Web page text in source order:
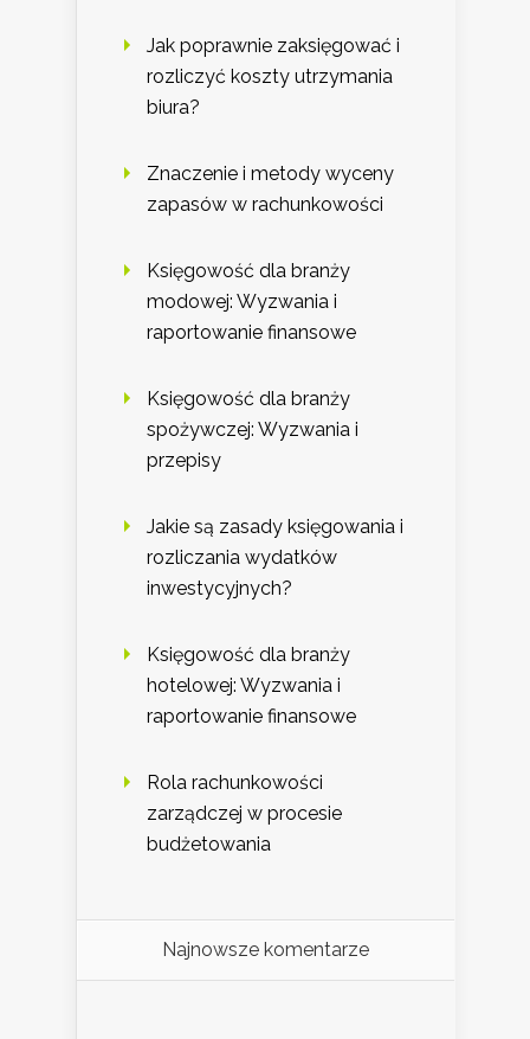
Jak poprawnie zaksięgować i
rozliczyć koszty utrzymania
biura?
Znaczenie i metody wyceny
zapasów w rachunkowości
Księgowość dla branży
modowej: Wyzwania i
raportowanie finansowe
Księgowość dla branży
spożywczej: Wyzwania i
przepisy
Jakie są zasady księgowania i
rozliczania wydatków
inwestycyjnych?
Księgowość dla branży
hotelowej: Wyzwania i
raportowanie finansowe
Rola rachunkowości
zarządczej w procesie
budżetowania
Najnowsze komentarze